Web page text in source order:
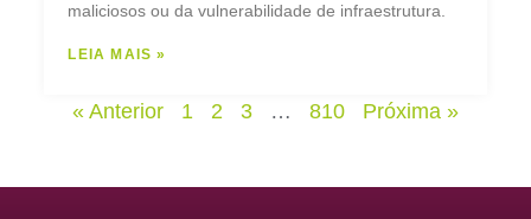
maliciosos ou da vulnerabilidade de infraestrutura.
LEIA MAIS »
« Anterior 1 2 3 … 810 Próxima »